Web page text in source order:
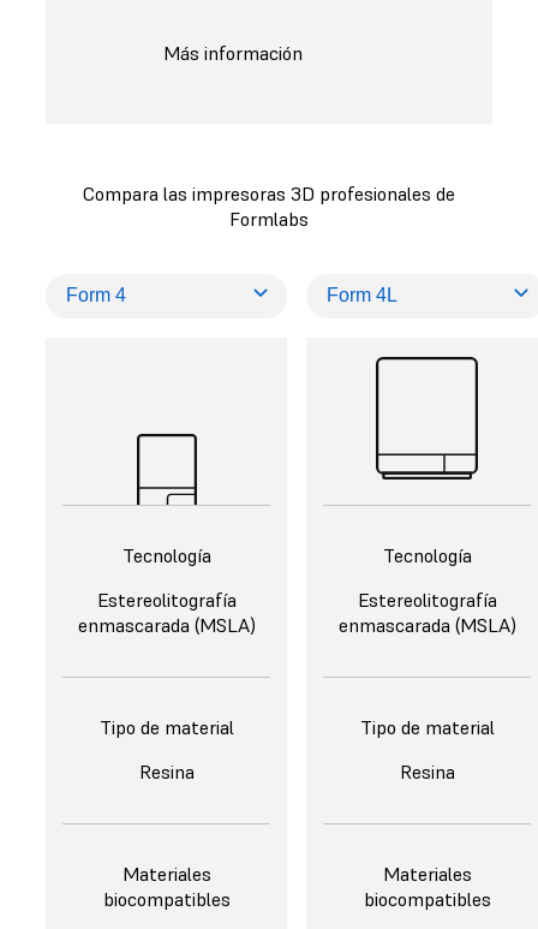
Más información
Compara las impresoras 3D profesionales de
Formlabs
Tecnología
Estereolitografía
enmascarada (MSLA)
Tipo de material
Resina
Materiales
biocompatibles
Tecnología
Estereolitografía
enmascarada (MSLA)
Tipo de material
Resina
Materiales
biocompatibles